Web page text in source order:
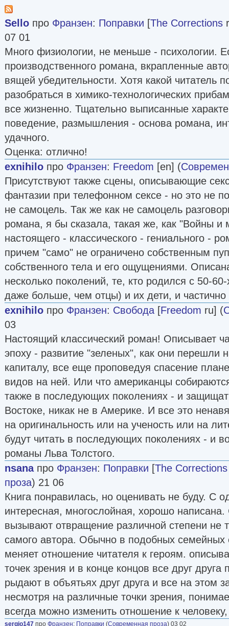
Sello про Франзен: Поправки [The Corrections
07 01
Много физиологии, не меньше - психологии.
производственного романа, вкрапленные
вящей убедительности. Хотя какой читатель
разобраться в химико-технологических
все жизненно. Тщательно выписанные
поведение, размышления - основа романа,
удачного.
Оценка: отлично!
exnihilo про Франзен: Freedom [en] (
Присутствуют также сцены, описывающие
фантазии при телефонном сексе - но это не
не самоцель. Так же как не самоцель
романа, я бы сказала, такая же, как "Войны и
настоящего - классического - гениального -
причем "само" не ограничено собственным
собственного тела и его ощущениями.
несколько поколений, те, кто родился с 50-
даже больше, чем отцы) и их дети, и
exnihilo про Франзен: Свобода [Freedom ru] (
03
Настоящий классический роман! Описывает
эпоху - развитие "зеленых", как они перешли
капиталу, все еще проповедуя спасение
видов на ней. Или что американцы
также в последующих поколениях - и
Востоке, никак не в Америке. И все это
на оригинальность или на ученость или на
будут читать в последующих поколениях - и
романы Льва Толстого.
nsanaпро Франзен: Поправки [The Corrections
проза) 21 06
Книга понравилась, но оценивать не буду. С
интересная, многослойная, хорошо
вызывают отвращение различной степени не
самого автора. Обычно в подобных семейных
меняет отношение читателя к героям.
точек зрения и в конце концов все друг
рыдают в объятьях друг друга и все на этом
несмотря на различные точки зрения,
всегда можно изменить отношение к
sergio147 про Франзен: Поправки (Современная проза) 03 02